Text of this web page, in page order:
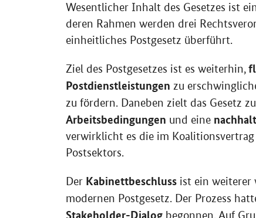
Wesentlicher Inhalt des Gesetzes ist
deren Rahmen werden drei
einheitliches Postgesetz überführt.
Ziel des Postgesetzes ist es weiterhin,
Postdienstleistungen zu
zu fördern. Daneben zielt das Gesetz
Arbeitsbedingungen und eine
verwirklicht es die im
Postsektors.
Der Kabinettbeschluss ist ein weiterer
modernen Postgesetz. Der Prozess
Stakeholder-Dialog